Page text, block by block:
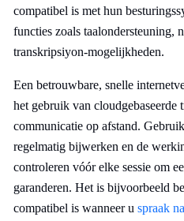
compatibel is met hun
functies zoals taalondersteuning,
transkripsiyon-mogelijkheden.
Een betrouwbare, snelle
het gebruik van cloudgebaseerde
communicatie op afstand.
regelmatig bijwerken en de
controleren vóór elke sessie om
garanderen. Het is bijvoorbeeld
compatibel is wanneer u spraak